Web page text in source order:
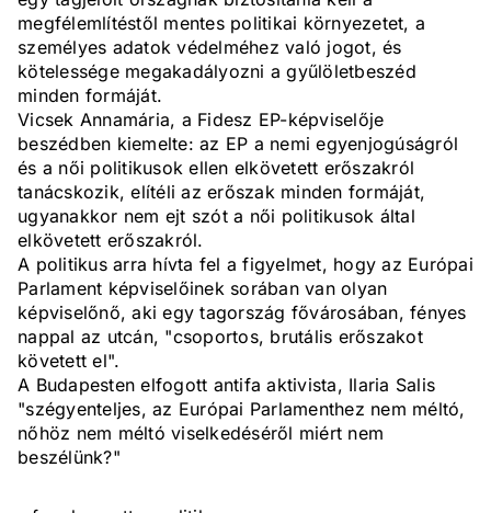
megfélemlítéstől mentes politikai környezetet, a
személyes adatok védelméhez való jogot, és
kötelessége megakadályozni a gyűlöletbeszéd
minden formáját.
Vicsek Annamária, a Fidesz EP-képviselője
beszédben kiemelte: az EP a nemi egyenjogúságról
és a női politikusok ellen elkövetett erőszakról
tanácskozik, elítéli az erőszak minden formáját,
ugyanakkor nem ejt szót a női politikusok által
elkövetett erőszakról.
A politikus arra hívta fel a figyelmet, hogy az Európai
Parlament képviselőinek sorában van olyan
képviselőnő, aki egy tagország fővárosában, fényes
nappal az utcán, "csoportos, brutális erőszakot
követett el".
A Budapesten elfogott antifa aktivista, Ilaria Salis
"szégyenteljes, az Európai Parlamenthez nem méltó,
nőhöz nem méltó viselkedéséről miért nem
beszélünk?"